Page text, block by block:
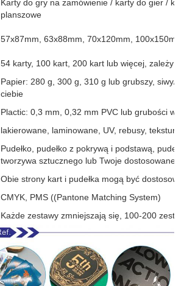
Karty do gry na zamówienie / karty do gier /
planszowe
57x87mm, 63x88mm, 70x120mm,
54 karty, 100 kart, 200 kart lub więcej, zależy
Papier: 280 g, 300 g, 310 g lub grubszy, siwy/
ciebie
Plactic: 0,3 mm, 0,32 mm PVC lub grubości
lakierowane, laminowane, UV, rebusy, tekstura
Pudełko, pudełko z pokrywą i podstawą,
tworzywa sztucznego lub Twoje dostosowane
Obie strony kart i pudełka mogą być
CMYK, PMS ((Pantone Matching System)
Każde zestawy zmniejszają się, 100-200